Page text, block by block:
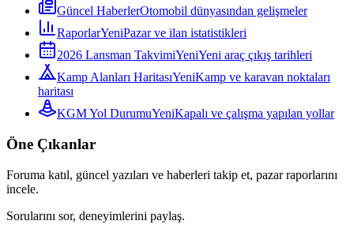
Güncel HaberlerOtomobil dünyasından gelişmeler
RaporlarYeniPazar ve ilan istatistikleri
2026 Lansman TakvimiYeniYeni araç çıkış tarihleri
Kamp Alanları HaritasıYeniKamp ve karavan noktaları
haritası
KGM Yol DurumuYeniKapalı ve çalışma yapılan yollar
Öne Çıkanlar
Foruma katıl, güncel yazıları ve haberleri takip et, pazar raporlarını
incele.
Sorularını sor, deneyimlerini paylaş.